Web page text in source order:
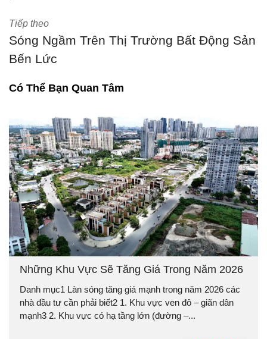
Tiếp theo
Sóng Ngầm Trên Thị Trường Bất Động Sản
Bến Lức
Có Thể Bạn Quan Tâm
Những Khu Vực Sẽ Tăng Giá Trong Năm 2026
Danh mục1 Làn sóng tăng giá mạnh trong năm 2026 các
nhà đầu tư cần phải biết2 1. Khu vực ven đô – giãn dân
mạnh3 2. Khu vực có hạ tầng lớn (đường –...